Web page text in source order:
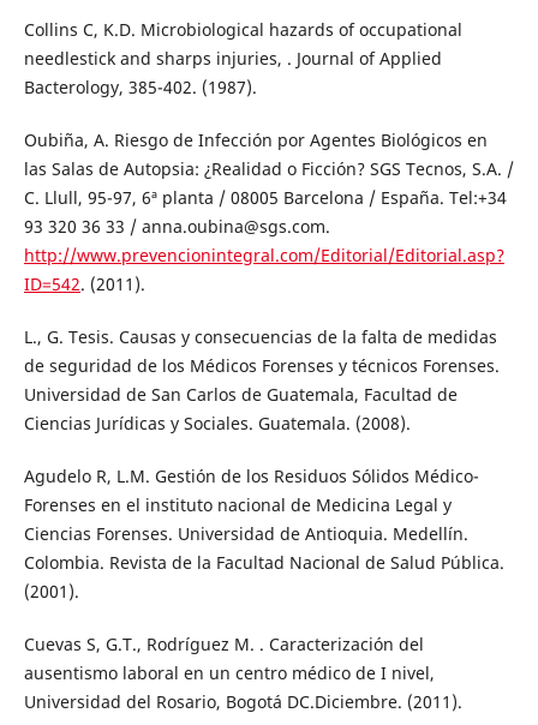
Collins C, K.D. Microbiological hazards of occupational
needlestick and sharps injuries, . Journal of Applied
Bacterology, 385-402. (1987).
Oubiña, A. Riesgo de Infección por Agentes Biológicos en
las Salas de Autopsia: ¿Realidad o Ficción? SGS Tecnos, S.A. /
C. Llull, 95-97, 6ª planta / 08005 Barcelona / España. Tel:+34
93 320 36 33 / anna.oubina@sgs.com.
http://www.prevencionintegral.com/Editorial/Editorial.asp?
ID=542. (2011).
L., G. Tesis. Causas y consecuencias de la falta de medidas
de seguridad de los Médicos Forenses y técnicos Forenses.
Universidad de San Carlos de Guatemala, Facultad de
Ciencias Jurídicas y Sociales. Guatemala. (2008).
Agudelo R, L.M. Gestión de los Residuos Sólidos Médico-
Forenses en el instituto nacional de Medicina Legal y
Ciencias Forenses. Universidad de Antioquia. Medellín.
Colombia. Revista de la Facultad Nacional de Salud Pública.
(2001).
Cuevas S, G.T., Rodríguez M. . Caracterización del
ausentismo laboral en un centro médico de I nivel,
Universidad del Rosario, Bogotá DC.Diciembre. (2011).